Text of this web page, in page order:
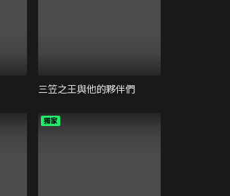
三笠之王與他的夥伴們
獨家